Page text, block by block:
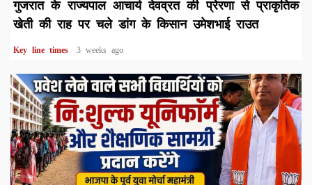
गुजरात के राज्यपाल आचार्य देवव्रत की प्रेरणा से प्राकृतिक
खेती की राह पर चले डांग के किसान उमेशभाई राउत
Key line times 3 weeks ago